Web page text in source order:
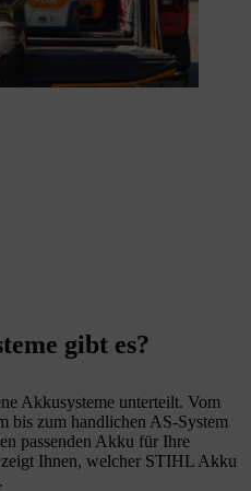
gibt es?
Akkusysteme unterteilt. Vom
bis zum handlichen AS-System
passenden Akku für Ihre
Ihnen, welcher STIHL Akku